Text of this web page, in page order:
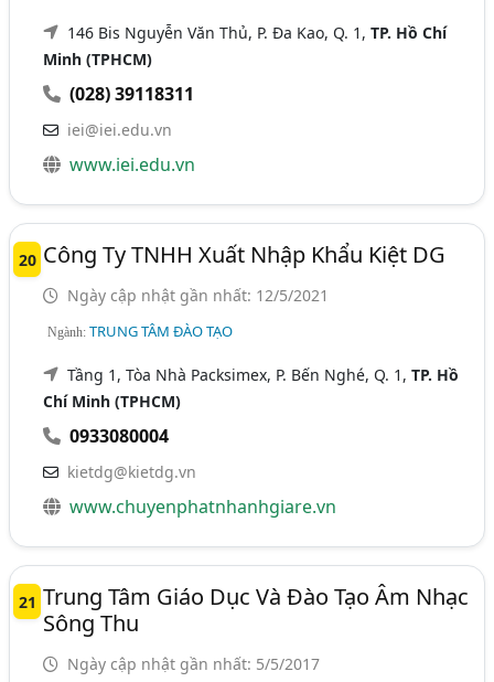
146 Bis Nguyễn Văn Thủ, P. Đa Kao, Q. 1,TP. Hồ Chí
Minh (TPHCM)
(028) 39118311
iei@iei.edu.vn
www.iei.edu.vn
20 Công Ty TNHH Xuất Nhập Khẩu Kiệt DG
Ngày cập nhật gần nhất: 12/5/2021
Ngành:TRUNG TÂM ĐÀO TẠO
Tầng 1, Tòa Nhà Packsimex, P. Bến Nghé, Q. 1,TP. Hồ
Chí Minh (TPHCM)
0933080004
kietdg@kietdg.vn
www.chuyenphatnhanhgiare.vn
21 Trung Tâm Giáo Dục Và Đào Tạo Âm Nhạc
Sông Thu
Ngày cập nhật gần nhất: 5/5/2017